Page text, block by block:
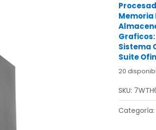
Memoria
Graficos:
Sistema
Suite
20
SKU:
Categoría: